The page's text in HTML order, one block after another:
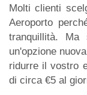
Molti clienti
Aeroporto
tranquillità.
un'opzione
ridurre il vostro
di circa €5 al